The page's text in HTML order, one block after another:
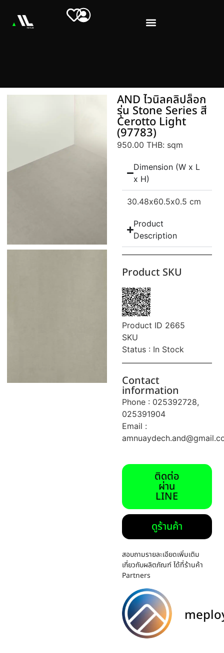
AND ไวนิลคลิปล็อก
รุ่น Stone Series สี
Cerotto Light
(97783)
950.00 THB: sqm
Dimension (W x L
x H)
30.48x60.5x0.5 cm
Product
Description
Product SKU
Product ID 2665
SKU
Status : In Stock
Contact
information
Phone : 025392728,
025391904
Email :
ติดต่อ
ผ่าน
LINE
ดูร้านค้า
สอบถามรายละเอียดเพิ่มเติม
เกี่ยวกับผลิตภัณฑ์ ได้ที่ร้านค้า
Partners